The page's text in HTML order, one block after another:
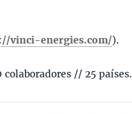
vinci-energies.com/).
// 25 países.